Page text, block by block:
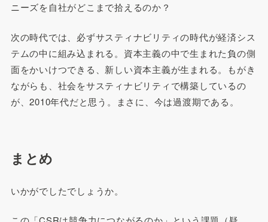
ニーズを自社がどこまで拾えるのか？
次の時代では、必ずサスティナビリティの時代が経済シス
テムの中に組み込まれる。資本主義の中で生まれた負の側
面をかいけつできる、新しい資本主義が生まれる。もがき
ながらも、社会をサスティナビリティで構築しているの
が、2010年代だと思う。まさに、今は過渡期である。
まとめ
いかがでしたでしょうか。